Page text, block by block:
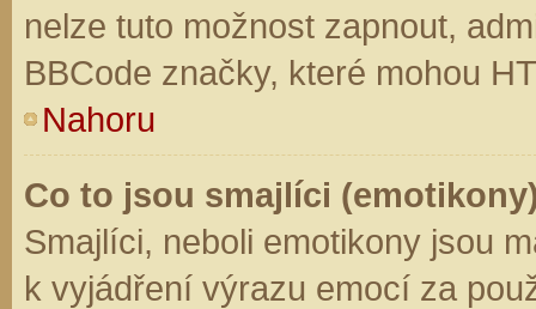
nelze tuto možnost zapnout,
BBCode značky, které mohou
Nahoru
Co to jsou smajlíci
Smajlíci, neboli emotikony jsou
k vyjádření výrazu emocí za